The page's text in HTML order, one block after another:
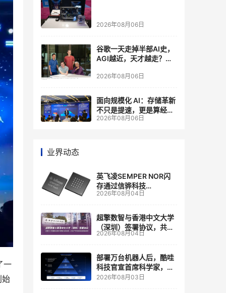
一
始
2026年08月06日
谷歌一天走掉半部AI史，
AGI越近，天才越走？大
自己的研发节奏
2026年08月06日
面向规模化 AI：存储革新
不只是提速，更是算经济
账
2026年08月06日
业界动态
英飞凌SEMPER NOR闪
存通过信骅科技
AST2700 BMC认证，全
管理
2026年08月04日
超擎数智与香港中文大学
（深圳）签署协议，共建
人工智能和边缘计算联合
2026年08月04日
部署万台机器人后，酷哇
科技官宣首席科学家，要
让世界模型交付生产力
2026年08月03日